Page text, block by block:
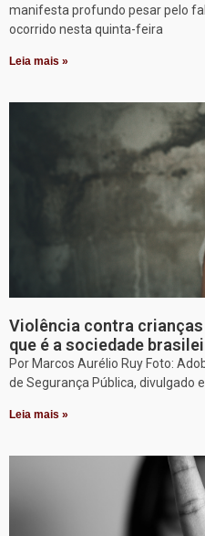
manifesta profundo pesar pelo
ocorrido nesta quinta-feira
Leia mais »
Violência contra
que é a sociedade
Por Marcos Aurélio Ruy Foto:
de Segurança Pública, divulgado
Leia mais »